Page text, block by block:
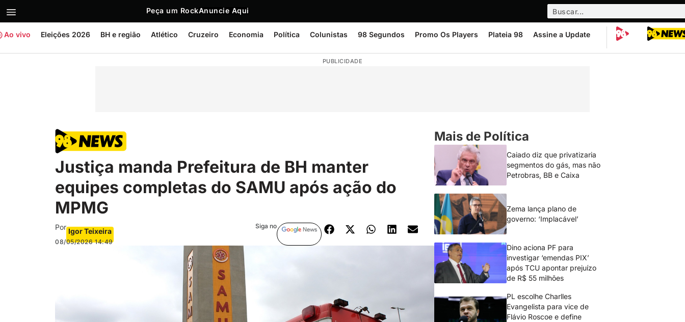
Peça um RockAnuncie Aqui
Ao vivo Eleições 2026 BH e região Atlético Cruzeiro Economia Política Colunistas 98 Segundos Promo Os Players Plateia 98 Assine a Update
PUBLICIDADE
Justiça manda Prefeitura de BH manter
equipes completas do SAMU após ação do
MPMG
Por Igor Teixeira
08/05/2026 14:49
Siga no
Mais de Política
Caiado diz que privatizaria
segmentos do gás, mas não
Petrobras, BB e Caixa
Zema lança plano de
governo: ‘Implacável’
Dino aciona PF para
investigar ‘emendas PIX’
após TCU apontar prejuízo
de R$ 55 milhões
PL escolhe Charlles
Evangelista para vice de
Flávio Roscoe e define